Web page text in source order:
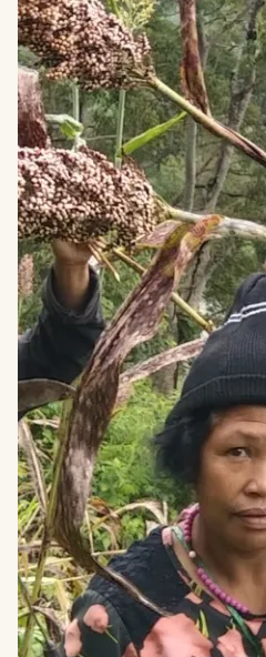
LEES
MEEROVER
SORGHUM
ZORGT
VOOR
VOEDSELZEKERHEID
EN
EEN
NIEUWE
BRON
VAN
INKOMSTEN